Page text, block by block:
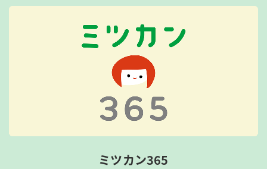
ミツカン365